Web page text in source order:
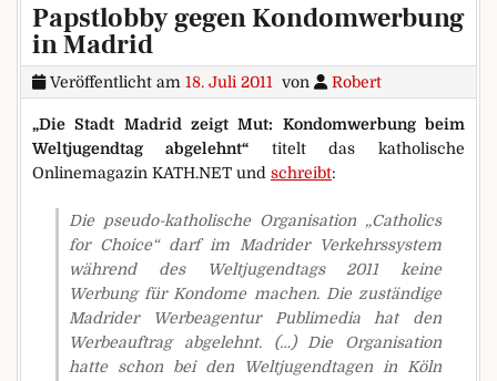
Papstlobby gegen Kondomwerbung
in Madrid
Veröffentlicht am 18. Juli 2011 von Robert
„Die Stadt Madrid zeigt Mut: Kondomwerbung beim
Weltjugendtag abgelehnt“titelt das katholische
Onlinemagazin KATH.NET und schreibt:
Die pseudo-katholische Organisation „Catholics
for Choice“ darf im Madrider Verkehrssystem
während des Weltjugendtags 2011 keine
Werbung für Kondome machen. Die zuständige
Madrider Werbeagentur Publimedia hat den
Werbeauftrag abgelehnt. (…) Die Organisation
hatte schon bei den Weltjugendtagen in Köln